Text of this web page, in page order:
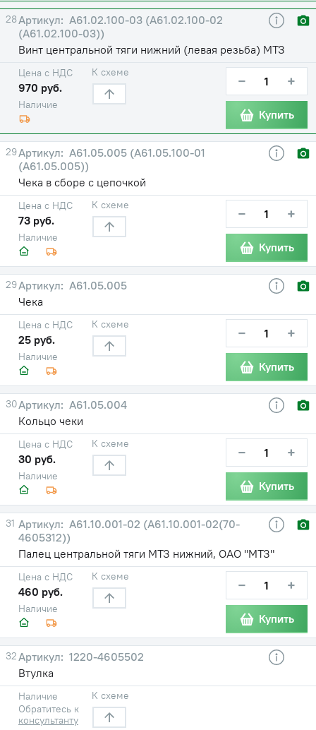
28
А61.02.100-03 (А61.02.100-02
(А61.02.100-03))
Винт центральной тяги нижний (левая резьба) МТЗ
Наличие
Цена с НДС
970 руб.
К схеме − +
Купить
29
А61.05.005 (А61.05.100-01
(А61.05.005))
Чека в сборе с цепочкой
Наличие
Цена с НДС
73 руб.
К схеме − +
Купить
29
А61.05.005
Чека
Наличие
Цена с НДС
25 руб.
К схеме − +
Купить
30
А61.05.004
Кольцо чеки
Наличие
Цена с НДС
30 руб.
К схеме − +
Купить
31
А61.10.001-02 (А61.10.001-02(70-
4605312))
Палец центральной тяги МТЗ нижний, ОАО "МТЗ"
Наличие
Цена с НДС
460 руб.
К схеме − +
Купить
32
1220-4605502
Втулка
Наличие
Обратитесь к
консультанту
К схеме